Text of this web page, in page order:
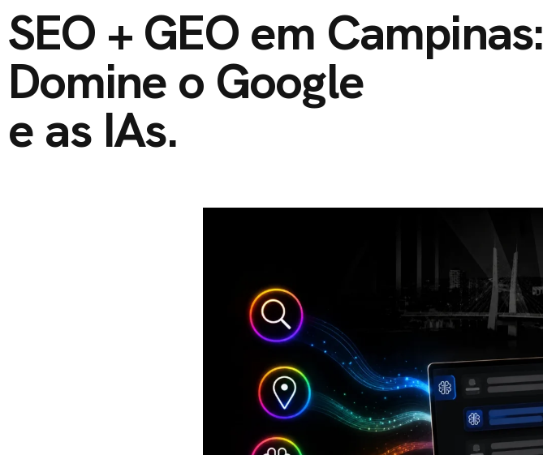
SEO + GEO em Campinas:
Domine o Google
e as IAs.